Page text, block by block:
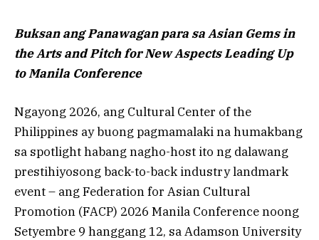
Buksan ang Panawagan para sa Asian Gems in
the Arts and Pitch for New Aspects Leading Up
to Manila Conference
Ngayong 2026, ang Cultural Center of the
Philippines ay buong pagmamalaki na humakbang
sa spotlight habang nagho-host ito ng dalawang
prestihiyosong back-to-back industry landmark
event – ang Federation for Asian Cultural
Promotion (FACP) 2026 Manila Conference noong
Setyembre 9 hanggang 12, sa Adamson University